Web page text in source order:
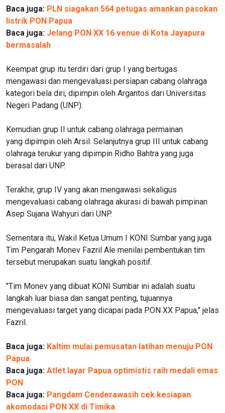
Baca juga: PLN siagakan 564 petugas amankan pasokan
listrik PON Papua
Baca juga: Jelang PON XX 16 venue di Kota Jayapura
bermasalah
Keempat grup itu terdiri dari grup I yang bertugas
mengawasi dan mengevaluasi persiapan cabang olahraga
kategori bela diri, dipimpin oleh Argantos dari Universitas
Negeri Padang (UNP).
Kemudian grup II untuk cabang olahraga permainan
yang dipimpin oleh Arsil. Selanjutnya grup III untuk cabang
olahraga terukur yang dipimpin Ridho Bahtra yang juga
berasal dari UNP.
Terakhir, grup IV yang akan mengawasi sekaligus
mengevaluasi cabang olahraga akurasi di bawah pimpinan
Asep Sujana Wahyuri dari UNP.
Sementara itu, Wakil Ketua Umum I KONI Sumbar yang juga
Tim Pengarah Monev Fazril Ale menilai pembentukan tim
tersebut merupakan suatu langkah positif.
"Tim Monev yang dibuat KONI Sumbar ini adalah suatu
langkah luar biasa dan sangat penting, tujuannya
mengevaluasi target yang dicapai pada PON XX Papua," jelas
Fazril.
Baca juga: Kaltim mulai pemusatan latihan menuju PON
Papua
Baca juga: Atlet layar Papua optimistis raih medali emas
PON
Baca juga: Pangdam Cenderawasih cek kesiapan
akomodasi PON XX di Timika